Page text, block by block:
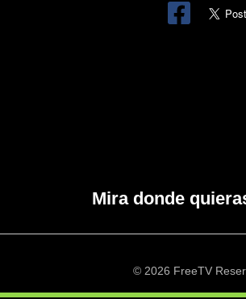
Mira donde
© 2026 FreeTV